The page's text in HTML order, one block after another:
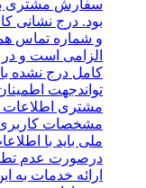
سفارش مشتری
بود. درج نشانی
و شماره تماس
الزامی است و
کامل درج نشده
تواندجهت
مشتری اطلاعات
مشخصات کاربری
ملی باید با
درصورت عدم
ارائه خدمات به